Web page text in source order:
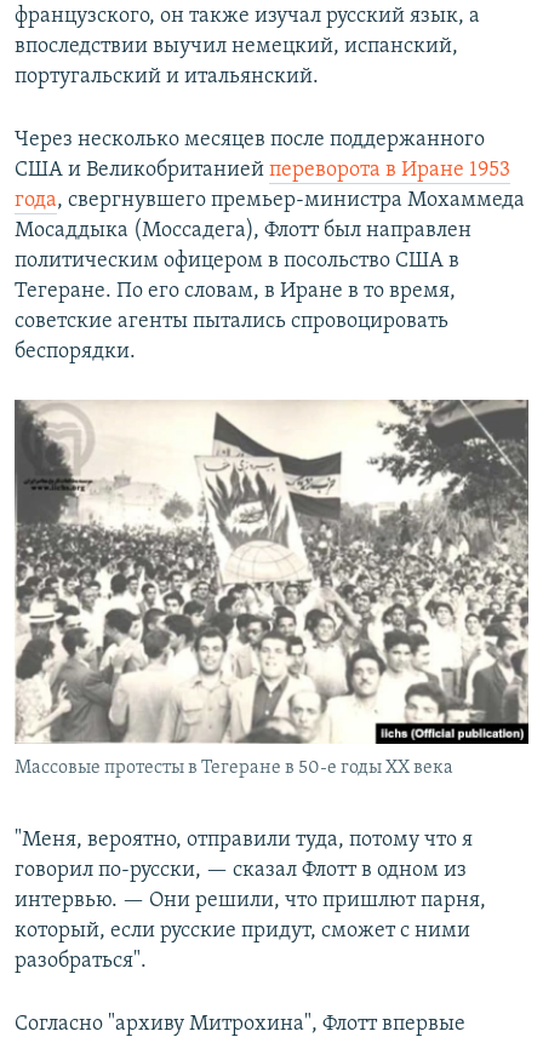
французского, он также изучал русский язык, а
впоследствии выучил немецкий, испанский,
португальский и итальянский.
Через несколько месяцев после поддержанного
США и Великобританией переворота в Иране 1953
года, свергнувшего премьер-министра Мохаммеда
Мосаддыка (Моссадега), Флотт был направлен
политическим офицером в посольство США в
Тегеране. По его словам, в Иране в то время,
советские агенты пытались спровоцировать
беспорядки.
Массовые протесты в Тегеране в 50-е годы XX века
"Меня, вероятно, отправили туда, потому что я
говорил по-русски, — сказал Флотт в одном из
интервью. — Они решили, что пришлют парня,
который, если русские придут, сможет с ними
разобраться".
Согласно "архиву Митрохина", Флотт впервые